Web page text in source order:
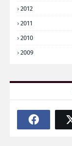
2012
2011
2010
2009